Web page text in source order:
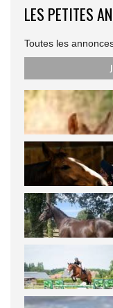
LES PETITES
Toutes les